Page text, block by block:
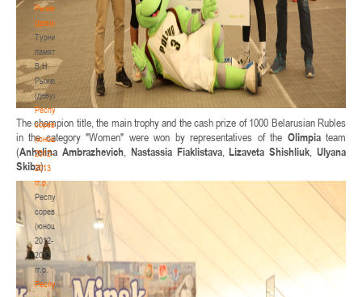
Рыженкова
(девушки)
Турнир
памяти
В.Н.
Рыженкова
(девушки)
Республиканские
соревнования
(юноши)
2012-
2013
гг.р.
Республиканские
соревнования
(юноши)
2012-
2013
гг.р.
Республиканские
The champion title, the main trophy and the cash prize of 1000 Belarusian Rubles
in the category "Women" were won by representatives of the Olimpiateam
(Anhelina Ambrazhevich, Nastassia Fiaklistava, Lizaveta Shishliuk ,Ulyana
Skiba).